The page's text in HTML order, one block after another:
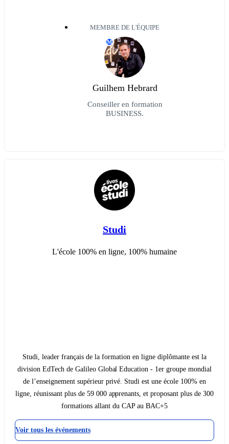
MEMBRE DE L'ÉQUIPE
M
Guilhem Hebrard
Conseiller en formation
BUSINESS.
Studi
L'école 100% en ligne, 100% humaine
Studi, leader français de la formation en ligne diplômante est la
division EdTech de Galileo Global Education - 1er groupe mondial
de l’enseignement supérieur privé. Studi est une école 100% en
ligne, réunissant plus de 59 000 apprenants, et proposant plus de 300
formations allant du CAP au BAC+5
Voir tous les événements